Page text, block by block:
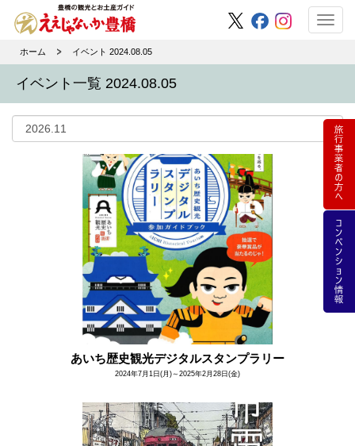
ホーム イベント 2024.08.05
イベント一覧 2024.08.05
あいち歴史観光デジタルスタンプラリー
2024年7月1日(月)～2025年2月28日(金)